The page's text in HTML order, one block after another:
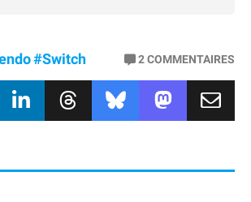
#Switch 2COMMENTAIRES